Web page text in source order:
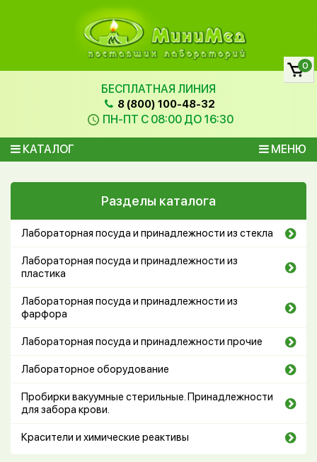
БЕСПЛАТНАЯ ЛИНИЯ
8 (800) 100-48-32
ПН-ПТ С 08:00 ДО 16:30
КАТАЛОГ МЕНЮ
0
Разделы каталога
Лабораторная посуда и принадлежности из стекла
Лабораторная посуда и принадлежности из
пластика
Лабораторная посуда и принадлежности из
фарфора
Лабораторная посуда и принадлежности прочие
Лабораторное оборудование
Пробирки вакуумные стерильные. Принадлежности
для забора крови.
Красители и химические реактивы